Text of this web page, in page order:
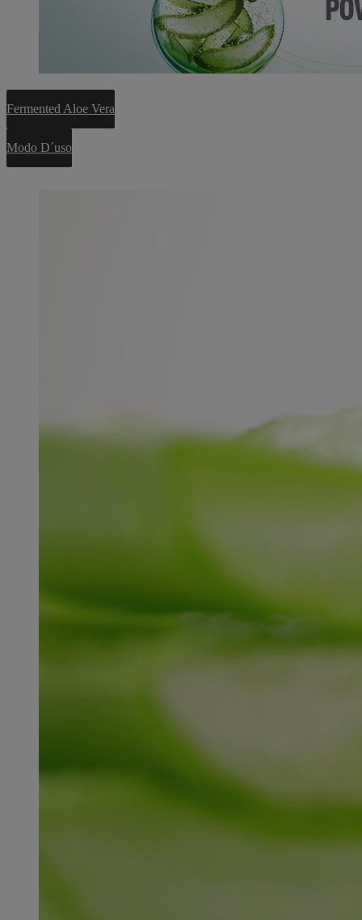
Fermented Aloe Vera
Modo D´uso